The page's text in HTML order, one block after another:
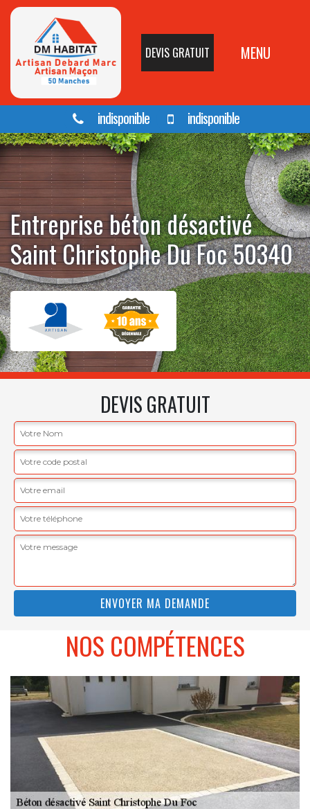
DEVIS GRATUIT MENU
indisponible indisponible
Entreprise béton désactivé
Saint Christophe Du Foc 50340
DEVIS GRATUIT
NOS COMPÉTENCES